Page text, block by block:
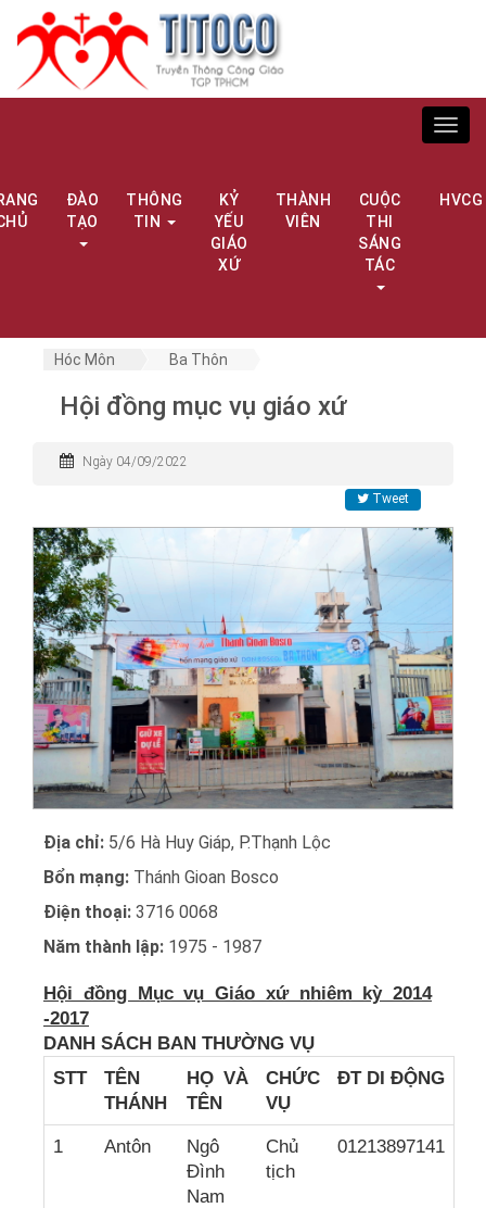
ĐÀO
TẠO
THÔNG
TIN
KỶ
YẾU
GIÁO
XỨ
THÀNH
VIÊN
CUỘC
THI
SÁNG
TÁC
HVCG
Hóc Môn Ba Thôn
Hội đồng mục vụ giáo xứ
Ngày 04/09/2022
Tweet
Địa chỉ: 5/6 Hà Huy Giáp, P.Thạnh Lộc
Bổn mạng: Thánh Gioan Bosco
Điện thoại: 3716 0068
Năm thành lập: 1975 - 1987
Hội đồng Mục vụ Giáo xứ nhiêm kỳ 2014
-2017
DANH SÁCH BAN THƯỜNG VỤ
STT
TÊN
THÁNH
HỌ VÀ
TÊN
CHỨC
VỤ
ĐT DI ĐỘNG
1 Antôn
Ngô
Đình
Nam
Chủ
tịch
01213897141